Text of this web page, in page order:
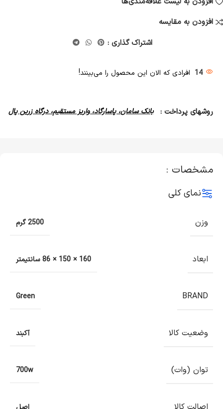
افزودن به مقایسه
اشتراک گذاری :
14 افرادی که الان این محصول را می‌بینند!
روشهای پرداخت : بانک سامان، پاسارگاد، واریز مستقیم، درگاه زرین پال
مشخصات :
نمای کلی
وزن 2500 گرم
ابعاد 160 × 150 × 86 سانتیمتر
BRAND
Green
وضعیت کالا آکبند
توان (وات) 700w